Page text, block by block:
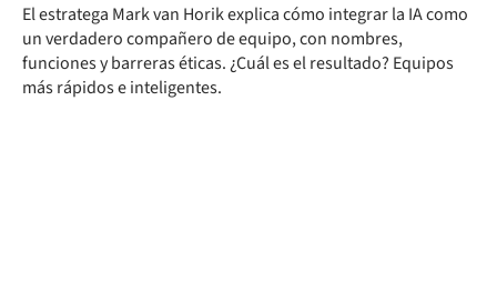
El estratega Mark van Horik explica cómo integrar la IA como
un verdadero compañero de equipo, con nombres,
funciones y barreras éticas. ¿Cuál es el resultado? Equipos
más rápidos e inteligentes.